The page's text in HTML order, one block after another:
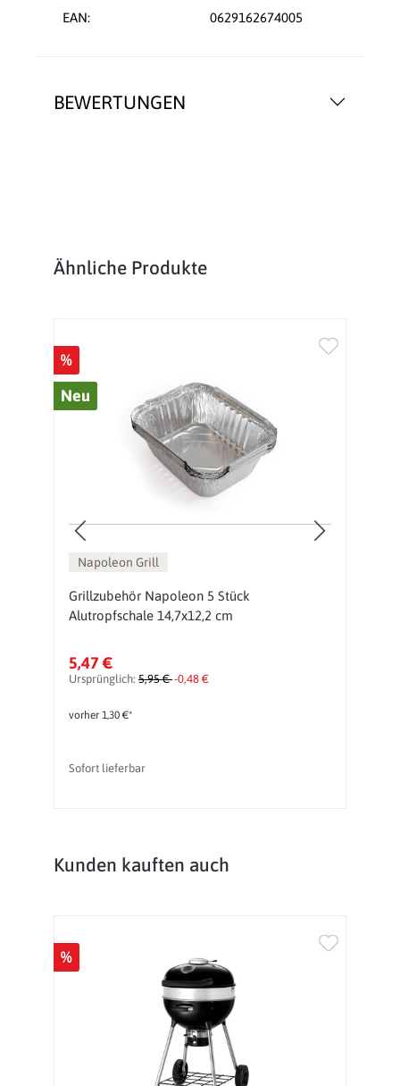
BEWERTUNGEN
EAN: 0629162674005
Produktgalerie überspringen
Ähnliche Produkte
%
Neu
Napoleon Grill
Grillzubehör Napoleon 5 Stück
Alutropfschale 14,7x12,2 cm
5,47 €
Ursprünglich: 5,95 €-0,48 €
vorher 1,30 €*
Sofort lieferbar
Produktgalerie überspringen
Kunden kauften auch
%